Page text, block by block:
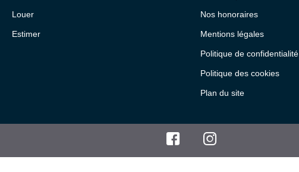
Louer
Estimer
Nos honoraires
Mentions légales
Politique de confidentialité
Politique des cookies
Plan du site